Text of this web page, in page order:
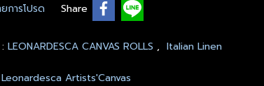
การโปรด Share
LEONARDESCA CANVAS ROLLS , Italian Linen
Leonardesca Artists'Canvas